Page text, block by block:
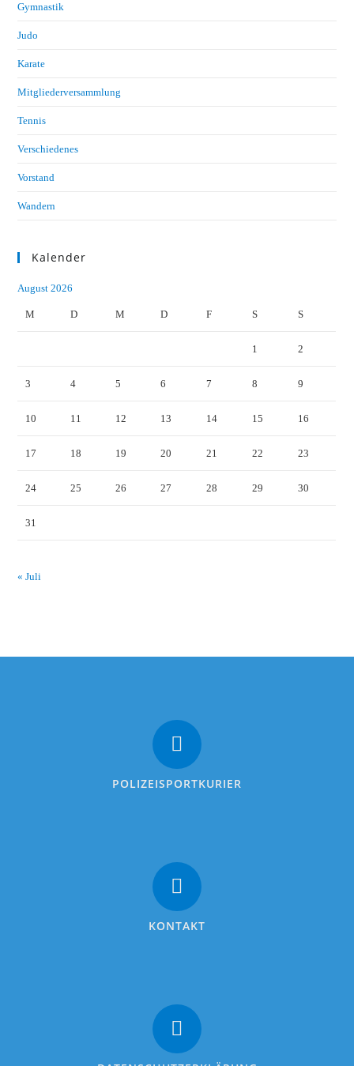
Gymnastik
Judo
Karate
Mitgliederversammlung
Tennis
Verschiedenes
Vorstand
Wandern
Kalender
August 2026
M D M D F S S
1 2
3 4 5 6 7 8 9
10 11 12 13 14 15 16
17 18 19 20 21 22 23
24 25 26 27 28 29 30
31
« Juli
POLIZEISPORTKURIER
KONTAKT